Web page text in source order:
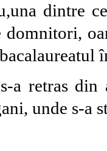
dintre
domnitori,
a retras din
unde s-a